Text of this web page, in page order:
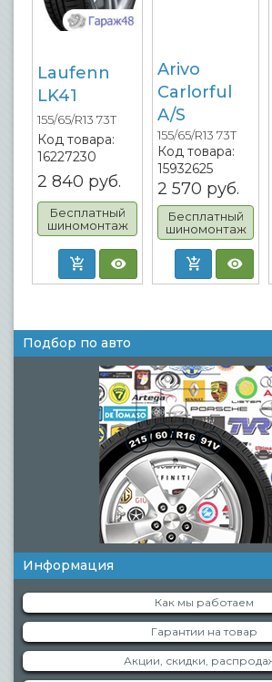
Laufenn
LK41
155/65/R13 73T
Код товара:
16227230
2 840 руб.
Бесплатный
шиномонтаж
Arivo
Carlorful
A/S
155/65/R13 73T
Код товара:
15932625
2 570 руб.
Бесплатный
шиномонтаж
Подбор по авто
Информация
Как мы работаем
Гарантии на товар
Акции, скидки,